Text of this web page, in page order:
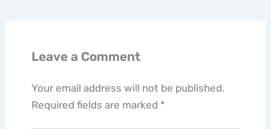
Leave a Comment
Your email address will not be published.
Required fields are marked *